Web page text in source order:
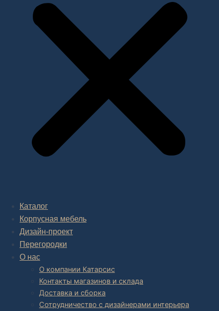
Каталог
Корпусная мебель
Дизайн-проект
Перегородки
О нас
О компании Катарсис
Контакты магазинов и склада
Доставка и сборка
Сотрудничество с дизайнерами интерьера
дизайн проекта интерьера,
В салоне мебелииинтернет магазине дизайнерской мебели
есть и готовые товары, которые можем доставить уже сегодня, и
корпусная мебель на заказ, включая кухни.